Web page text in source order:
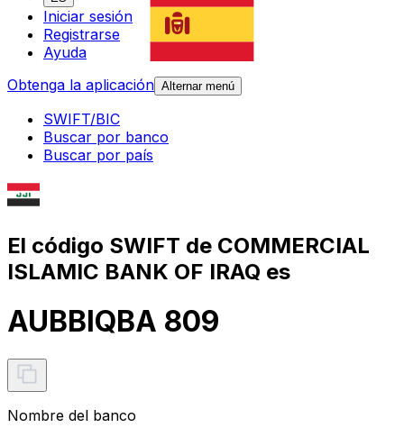
Iniciar sesión
Registrarse
Ayuda
Obtenga la aplicación Alternar menú
SWIFT/BIC
Buscar por banco
Buscar por país
El código SWIFT de COMMERCIAL
ISLAMIC BANK OF IRAQ es
AUBBIQBA 809
Nombre del banco